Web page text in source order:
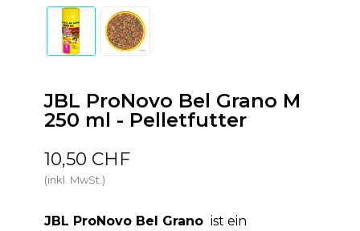
JBL ProNovo Bel Grano M
250 ml - Pelletfutter
10,50 CHF
(inkl. MwSt.)
JBL ProNovo Bel Grano ist ein